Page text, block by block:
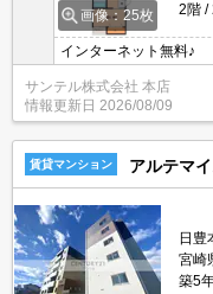
画像：25枚
2階
インターネット無料♪
サンテル株式会社 本店
情報更新日 2026/08/09
賃貸マンション アルテマ
日豊
宮崎
築5